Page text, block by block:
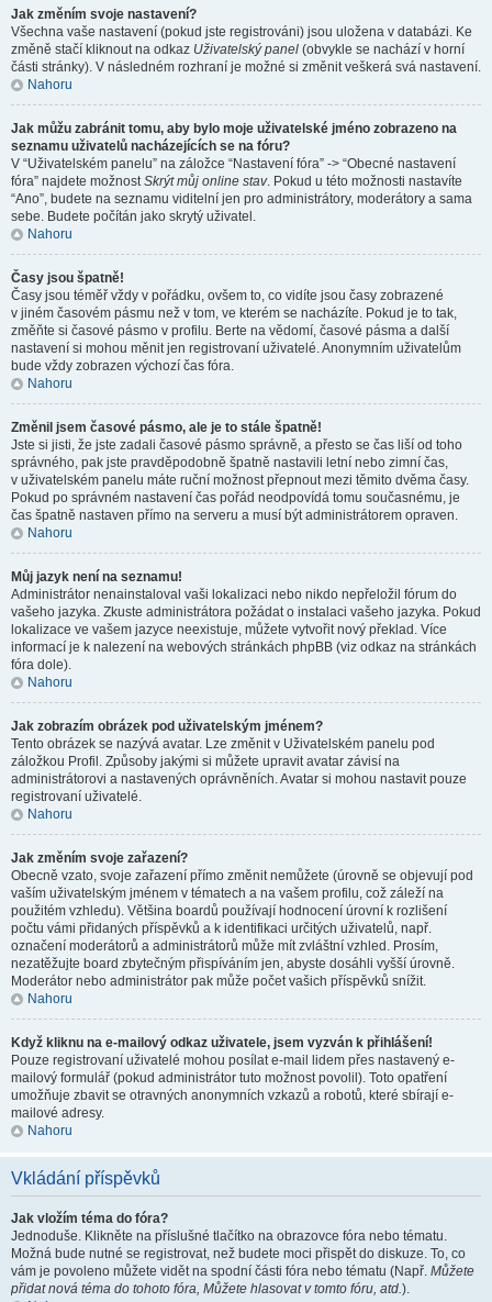
Jak změním svoje nastavení?
Všechna vaše nastavení (pokud jste registrováni) jsou uložena v databázi. Ke
změně stačí kliknout na odkaz Uživatelský panel (obvykle se nachází v horní
části stránky). V následném rozhraní je možné si změnit veškerá svá nastavení.
Nahoru
Jak můžu zabránit tomu, aby bylo moje uživatelské jméno zobrazeno na
seznamu uživatelů nacházejících se na fóru?
V “Uživatelském panelu” na záložce “Nastavení fóra” -> “Obecné nastavení
fóra” najdete možnostSkrýt můj online stav. Pokud u této možnosti nastavíte
“Ano”, budete na seznamu viditelní jen pro administrátory, moderátory a sama
sebe. Budete počítán jako skrytý uživatel.
Nahoru
Časy jsou špatně!
Časy jsou téměř vždy v pořádku, ovšem to, co vidíte jsou časy zobrazené
v jiném časovém pásmu než v tom, ve kterém se nacházíte. Pokud je to tak,
změňte si časové pásmo v profilu. Berte na vědomí, časové pásma a další
nastavení si mohou měnit jen registrovaní uživatelé. Anonymním uživatelům
bude vždy zobrazen výchozí čas fóra.
Nahoru
Změnil jsem časové pásmo, ale je to stále špatně!
Jste si jisti, že jste zadali časové pásmo správně, a přesto se čas liší od toho
správného, pak jste pravděpodobně špatně nastavili letní nebo zimní čas,
v uživatelském panelu máte ruční možnost přepnout mezi těmito dvěma časy.
Pokud po správném nastavení čas pořád neodpovídá tomu současnému, je
čas špatně nastaven přímo na serveru a musí být administrátorem opraven.
Nahoru
Můj jazyk není na seznamu!
Administrátor nenainstaloval vaši lokalizaci nebo nikdo nepřeložil fórum do
vašeho jazyka. Zkuste administrátora požádat o instalaci vašeho jazyka. Pokud
lokalizace ve vašem jazyce neexistuje, můžete vytvořit nový překlad. Více
informací je k nalezení na webových stránkách phpBB (viz odkaz na stránkách
fóra dole).
Nahoru
Jak zobrazím obrázek pod uživatelským jménem?
Tento obrázek se nazývá avatar. Lze změnit v Uživatelském panelu pod
záložkou Profil. Způsoby jakými si můžete upravit avatar závisí na
administrátorovi a nastavených oprávněních. Avatar si mohou nastavit pouze
registrovaní uživatelé.
Nahoru
Jak změním svoje zařazení?
Obecně vzato, svoje zařazení přímo změnit nemůžete (úrovně se objevují pod
vaším uživatelským jménem v tématech a na vašem profilu, což záleží na
použitém vzhledu). Většina boardů používají hodnocení úrovní k rozlišení
počtu vámi přidaných příspěvků a k identifikaci určitých uživatelů, např.
označení moderátorů a administrátorů může mít zvláštní vzhled. Prosím,
nezatěžujte board zbytečným přispíváním jen, abyste dosáhli vyšší úrovně.
Moderátor nebo administrátor pak může počet vašich příspěvků snížit.
Nahoru
Když kliknu na e-mailový odkaz uživatele, jsem vyzván k přihlášení!
Pouze registrovaní uživatelé mohou posílat e-mail lidem přes nastavený e-
mailový formulář (pokud administrátor tuto možnost povolil). Toto opatření
umožňuje zbavit se otravných anonymních vzkazů a robotů, které sbírají e-
mailové adresy.
Nahoru
Vkládání příspěvků
Jak vložím téma do fóra?
Jednoduše. Klikněte na příslušné tlačítko na obrazovce fóra nebo tématu.
Možná bude nutné se registrovat, než budete moci přispět do diskuze. To, co
vám je povoleno můžete vidět na spodní části fóra nebo tématu (Např. Můžete
přidat nová téma do tohoto fóra, Můžete hlasovat v tomto fóru, atd.).